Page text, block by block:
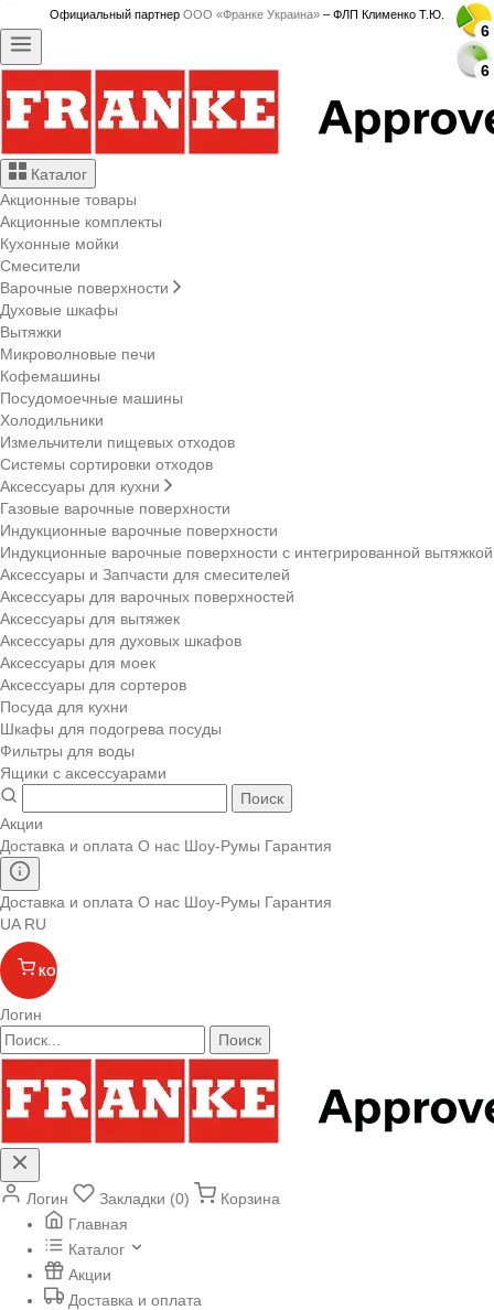
Официальный партнер ООО «Франке Украина» – ФЛП Клименко Т.Ю.
Каталог
Акционные товары
Акционные комплекты
Кухонные мойки
Смесители
Варочные поверхности
Духовые шкафы
Вытяжки
Микроволновые печи
Кофемашины
Посудомоечные машины
Холодильники
Измельчители пищевых отходов
Системы сортировки отходов
Аксессуары для кухни
Газовые варочные поверхности
Индукционные варочные поверхности
Индукционные варочные поверхности с интегрированной вытяжкой
Аксессуары и Запчасти для смесителей
Аксессуары для варочных поверхностей
Аксессуары для вытяжек
Аксессуары для духовых шкафов
Аксессуары для моек
Аксессуары для сортеров
Посуда для кухни
Шкафы для подогрева посуды
Фильтры для воды
Ящики с аксессуарами
Поиск
Акции
Доставка и оплата О нас Шоу-Румы Гарантия
Доставка и оплата О нас Шоу-Румы Гарантия
UA RU
КОРЗИНА
Логин
Поиск
Логин Закладки (0)
Корзина
Главная
Каталог
Акции
Доставка и оплата
6
6
6
6
6
6
6
6
6
6
6
6
6
6
6
6
6
6
6
6
6
6
6
6
6
6
6
6